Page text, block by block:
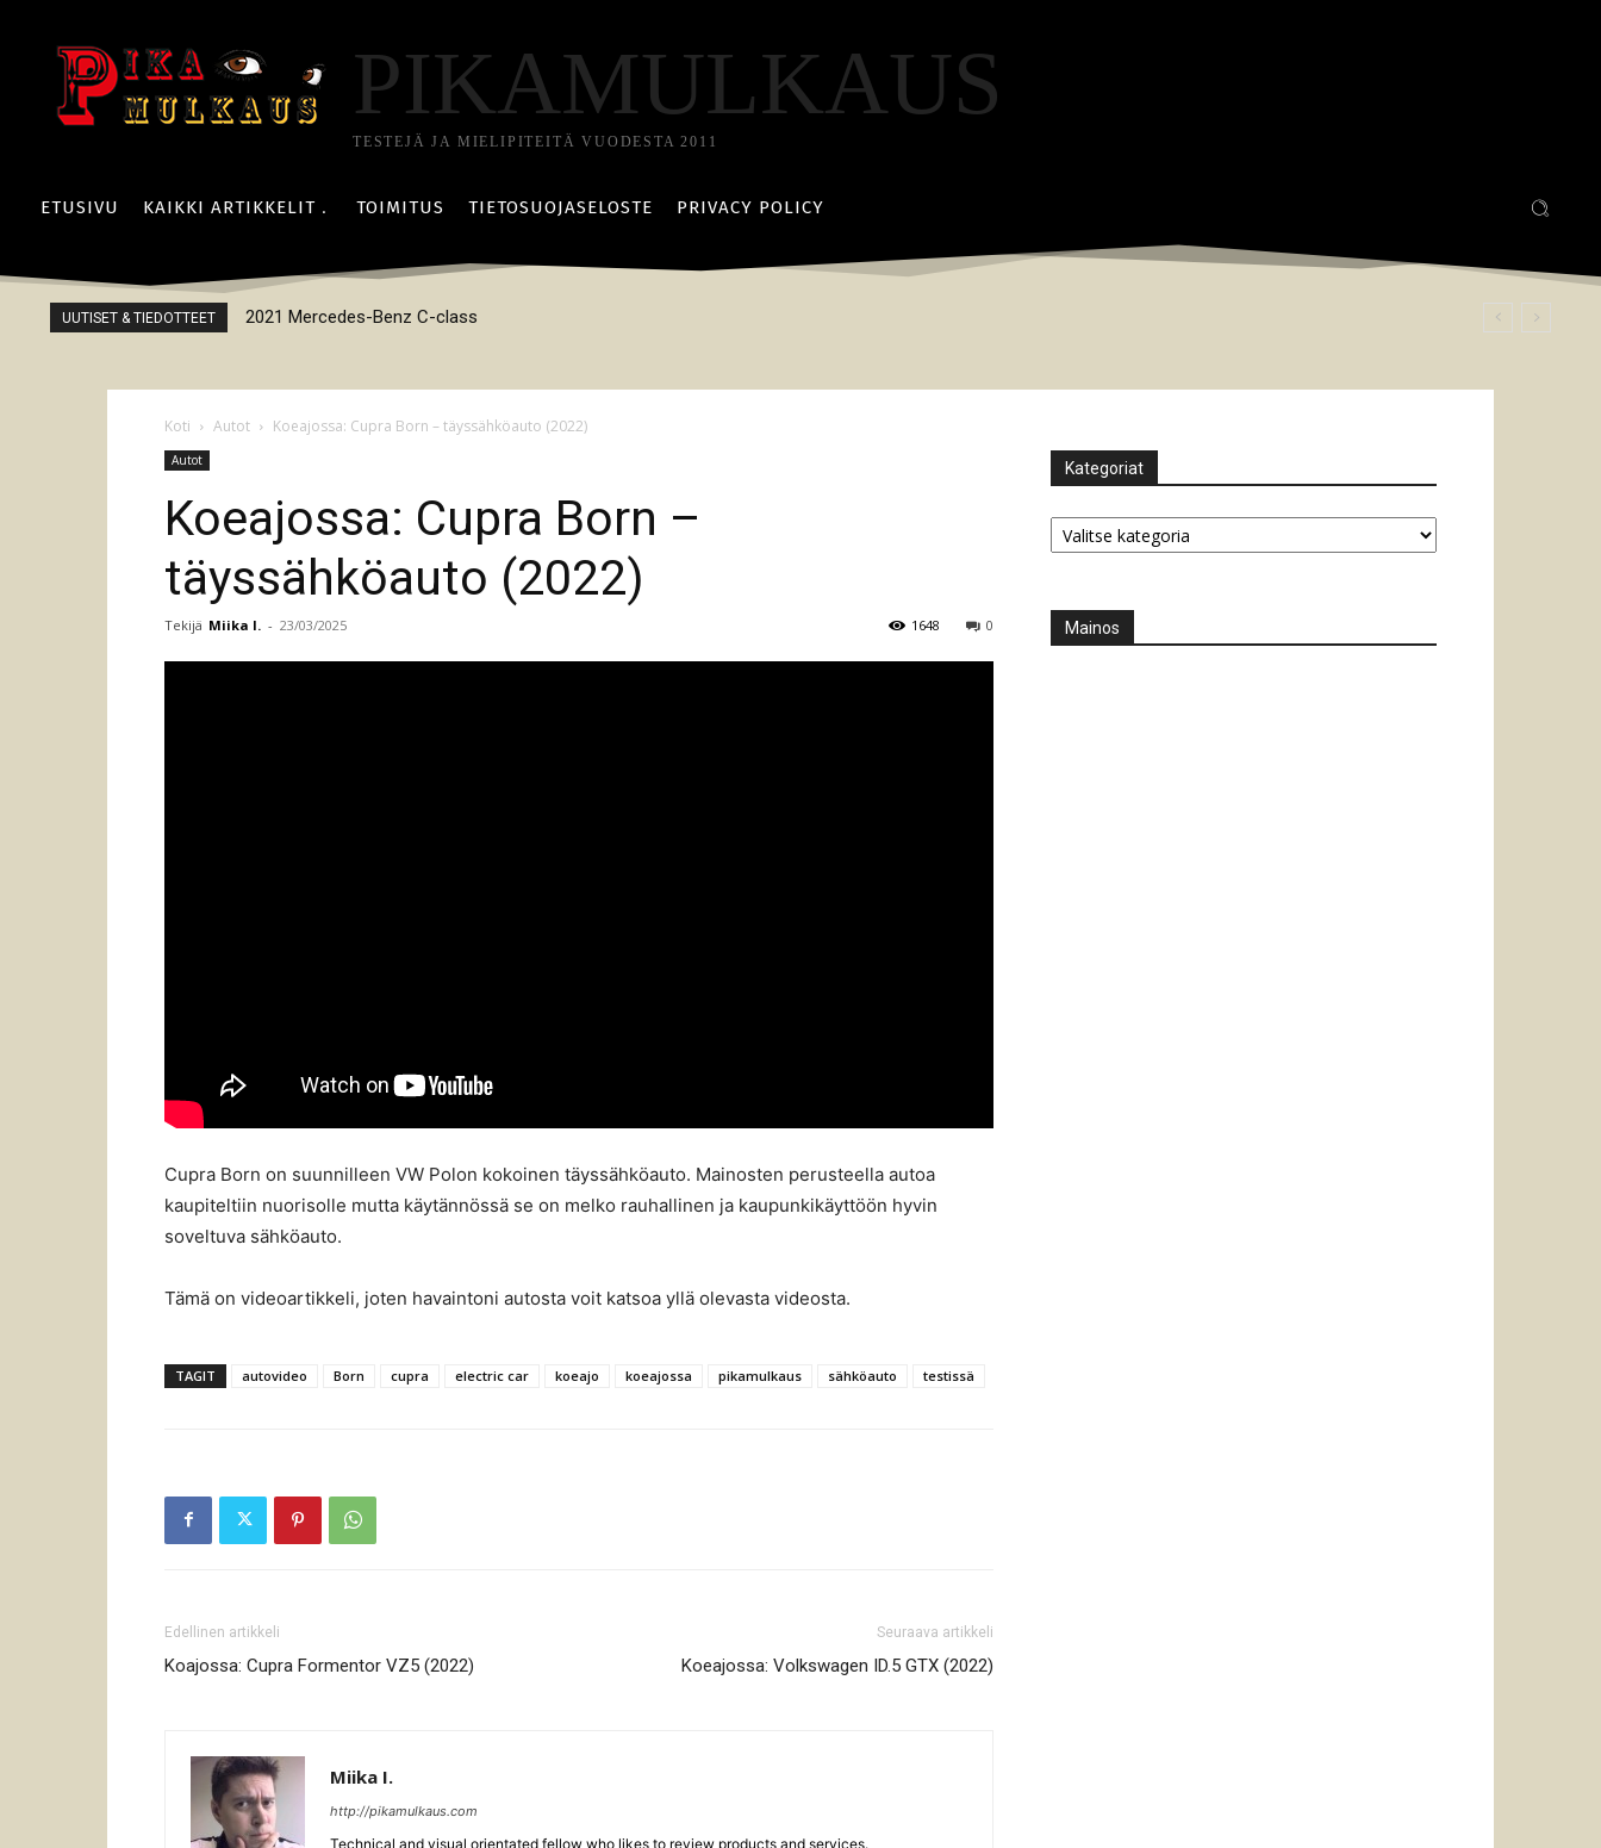
PIKAMULKAUS
TESTEJÄ JA MIELIPITEITÄ VUODESTA 2011
ETUSIVU KAIKKI ARTIKKELIT TOIMITUS TIETOSUOJASELOSTE PRIVACY POLICY
UUTISET & TIEDOTTEET 2021 Mercedes-Benz C-class
Koti Autot Koeajossa: Cupra Born – täyssähköauto (2022)
Autot
Koeajossa: Cupra Born –
täyssähköauto (2022)
Tekijä Miika I. - 23/03/2025 0
1648
Cupra Born on suunnilleen VW Polon kokoinen täyssähköauto. Mainosten perusteella autoa
kaupiteltiin nuorisolle mutta käytännössä se on melko rauhallinen ja kaupunkikäyttöön hyvin
soveltuva sähköauto.
Tämä on videoartikkeli, joten havaintoni autosta voit katsoa yllä olevasta videosta.
TAGIT autovideo Born cupra electric car koeajo koeajossa pikamulkaus sähköauto testissä
Edellinen artikkeli
Koajossa: Cupra Formentor VZ5 (2022)
Seuraava artikkeli
Koeajossa: Volkswagen ID.5 GTX (2022)
Miika I.
http://pikamulkaus.com
Technical and visual orientated fellow who likes to review products and services.
Kategoriat
Kategoriat
Mainos